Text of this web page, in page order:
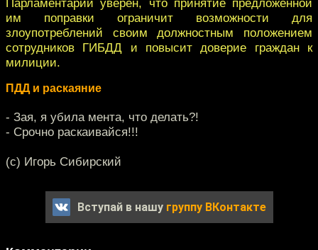
им поправки ограничит возможности для
злоупотреблений своим должностным положением
сотрудников ГИБДД и повысит доверие граждан к
милиции.
ПДД и раскаяние
- Зая, я убила мента, что делать?!
- Срочно раскаивайся!!!
(с) Игорь Сибирский
Вступай в нашу группу ВКонтакте